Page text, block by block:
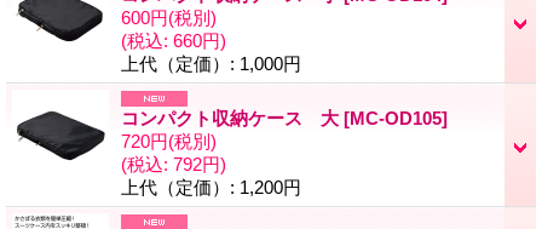
600円(税別)
(税込: 660円)
上代（定価） : 1,000円
コンパクト収納ケース 大 [MC-OD105]
720円(税別)
(税込: 792円)
上代（定価） : 1,200円